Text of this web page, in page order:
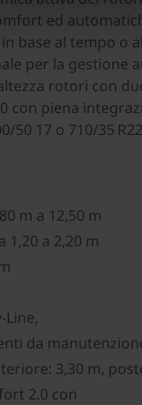
ed
base al tempo o
per la gestione
rotori con
con piena
50 17 o 710/35
m a 12,50 m
1,20 a 2,20 m
Line,
da
3,30 m,
2.0 con